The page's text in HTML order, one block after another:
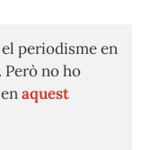
periodisme en
Però no ho
aquest